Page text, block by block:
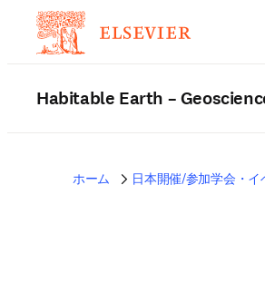
Habitable Earth –
ホーム 日本開催/参加学会・イ